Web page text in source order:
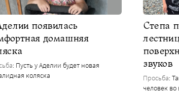
появилась
домашняя
: Пусть у Аделии будет новая
коляска
Степа
звуков
Просьба:
человек